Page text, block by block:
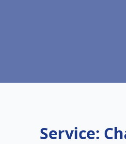
Service: